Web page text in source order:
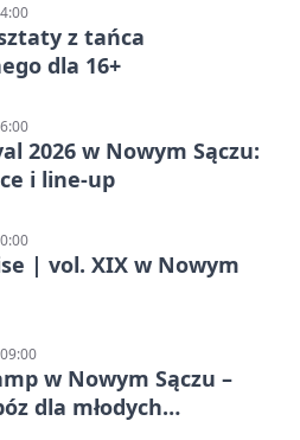
z tańca
dla 16+
2026 w Nowym Sączu:
i line-up
| vol. XIX w Nowym
w Nowym Sączu –
dla młodych